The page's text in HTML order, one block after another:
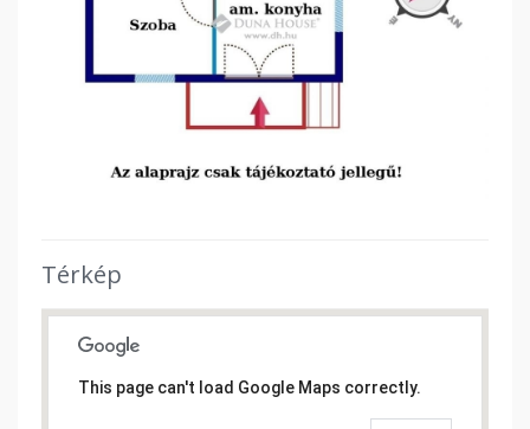
Térkép
This page can't load Google Maps correctly.